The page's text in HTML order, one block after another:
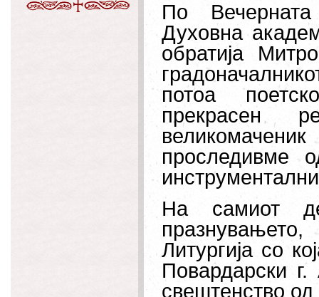
По
Духовна
обратија
потоа
прекрасен
проследивме
На самиот
Литургија со
Повардарски
свештенство од